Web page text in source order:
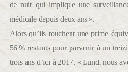
de nuit qui implique une
médicale depuis deux ans ».
Alors qu’ils touchent une prime
56 % restants pour parvenir à un
trois ans d’ici à 2017. « Lundi nous